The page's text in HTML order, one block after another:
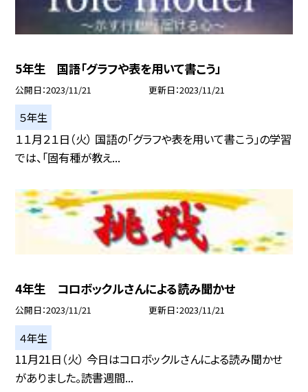
5年生 国語「グラフや表を用いて書こう」
公開日 2023/11/21 更新日 2023/11/21
５年生
１１月２１日（火） 国語の「グラフや表を用いて書こう」の学習
では、「固有種が教え...
4年生 コロボックルさんによる読み聞かせ
公開日 2023/11/21 更新日 2023/11/21
４年生
11月21日（火） 今日はコロボックルさんによる読み聞かせ
がありました。読書週間...